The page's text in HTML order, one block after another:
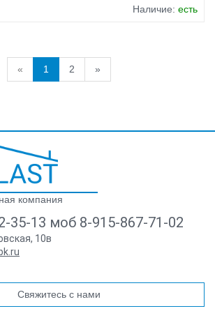
Наличие: есть
« 1 2 »
компания
35-13 моб 8-915-867-71-02
10в
Свяжитесь с нами